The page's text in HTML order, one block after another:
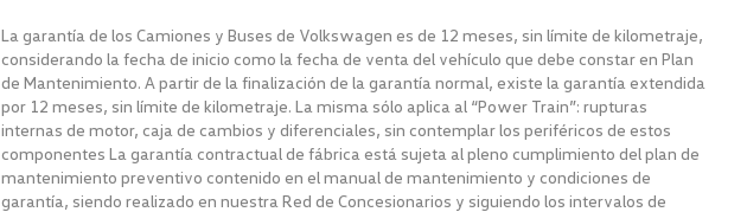
La garantía de los Camiones y Buses de Volkswagen es de 12 meses, sin límite de kilometraje,
considerando la fecha de inicio como la fecha de venta del vehículo que debe constar en Plan
de Mantenimiento. A partir de la finalización de la garantía normal, existe la garantía extendida
por 12 meses, sin límite de kilometraje. La misma sólo aplica al “Power Train”: rupturas
internas de motor, caja de cambios y diferenciales, sin contemplar los periféricos de estos
componentes La garantía contractual de fábrica está sujeta al pleno cumplimiento del plan de
mantenimiento preventivo contenido en el manual de mantenimiento y condiciones de
garantía, siendo realizado en nuestra Red de Concesionarios y siguiendo los intervalos de